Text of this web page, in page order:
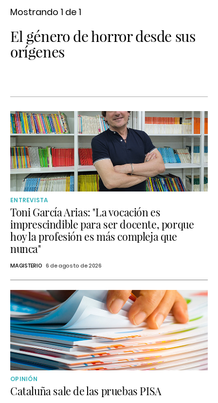
Mostrando 1 de 1
El género de horror desde sus
orígenes
ENTREVISTA
Toni García Arias: "La vocación es
imprescindible para ser docente, porque
hoy la profesión es más compleja que
nunca"
MAGISTERIO 6 de agosto de 2026
OPINIÓN
Cataluña sale de las pruebas PISA